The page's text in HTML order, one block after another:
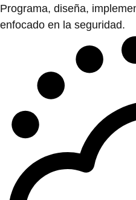
Programa, diseña,
enfocado en la seguridad.